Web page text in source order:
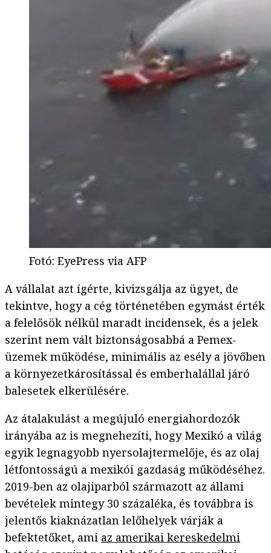
Fotó: EyePress via AFP
A vállalat azt ígérte, kivizsgálja az ügyet, de
tekintve, hogy a cég történetében egymást érték
a felelősök nélkül maradt incidensek, és a jelek
szerint nem vált biztonságosabbá a Pemex-
üzemek működése, minimális az esély a jövőben
a környezetkárosítással és emberhalállal járó
balesetek elkerülésére.
Az átalakulást a megújuló energiahordozók
irányába az is megnehezíti, hogy Mexikó a világ
egyik legnagyobb nyersolajtermelője, és az olaj
létfontosságú a mexikói gazdaság működéséhez.
2019-ben az olajiparból származott az állami
bevételek mintegy 30 százaléka, és továbbra is
jelentős kiaknázatlan lelőhelyek várják a
befektetőket, ami az amerikai kereskedelmi